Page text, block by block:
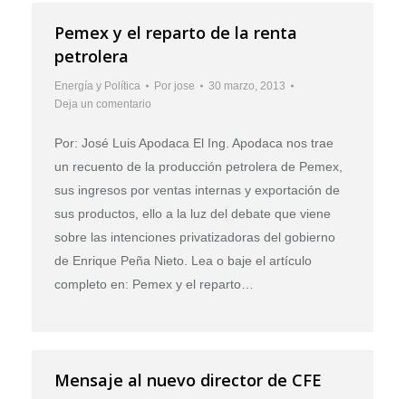
Pemex y el reparto de la renta
petrolera
Energía y Política Por jose
30 marzo, 2013
Deja un comentario
Por: José Luis Apodaca El Ing. Apodaca nos trae
un recuento de la producción petrolera de Pemex,
sus ingresos por ventas internas y exportación de
sus productos, ello a la luz del debate que viene
sobre las intenciones privatizadoras del gobierno
de Enrique Peña Nieto. Lea o baje el artículo
completo en: Pemex y el reparto…
Mensaje al nuevo director de CFE